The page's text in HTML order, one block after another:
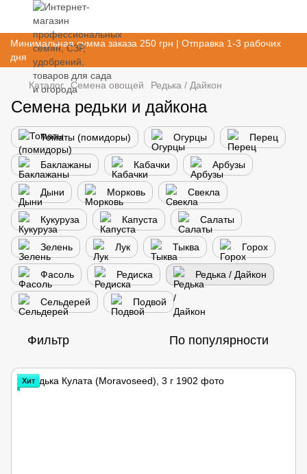
Минимальная сумма заказа 250 грн | Отправка 1-3 рабочих
дня
Каталог Семена овощей Редька / Дайкон
Семена редьки и дайкона
Томаты (помидоры) Огурцы Перец
Баклажаны Кабачки Арбузы
Дыни Морковь Свекла
Кукуруза Капуста Салаты
Зелень Лук Тыква Горох
Фасоль Редиска Редька / Дайкон
Сельдерей Подвой
Фильтр По популярности
Хит